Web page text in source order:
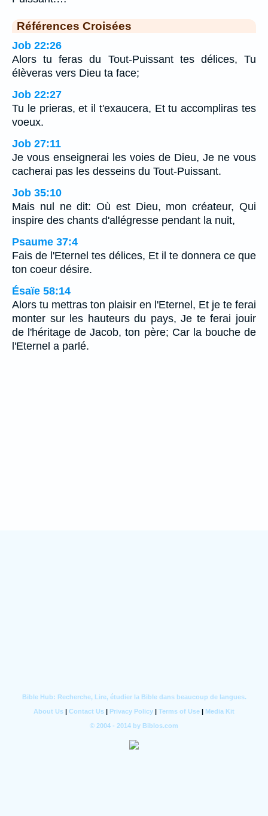
Références Croisées
Job 22:26
Alors tu feras du Tout-Puissant tes délices, Tu
élèveras vers Dieu ta face;
Job 22:27
Tu le prieras, et il t'exaucera, Et tu accompliras tes
voeux.
Job 27:11
Je vous enseignerai les voies de Dieu, Je ne vous
cacherai pas les desseins du Tout-Puissant.
Job 35:10
Mais nul ne dit: Où est Dieu, mon créateur, Qui
inspire des chants d'allégresse pendant la nuit,
Psaume 37:4
Fais de l'Eternel tes délices, Et il te donnera ce que
ton coeur désire.
Ésaïe 58:14
Alors tu mettras ton plaisir en l'Eternel, Et je te ferai
monter sur les hauteurs du pays, Je te ferai jouir
de l'héritage de Jacob, ton père; Car la bouche de
l'Eternel a parlé.